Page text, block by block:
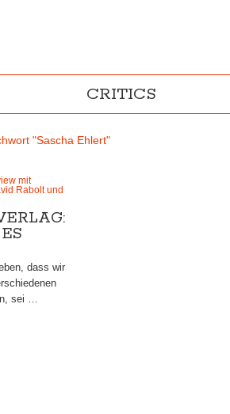
CRITICS
"Sascha Ehlert"
mit
Rabolt und
dass wir
sei …